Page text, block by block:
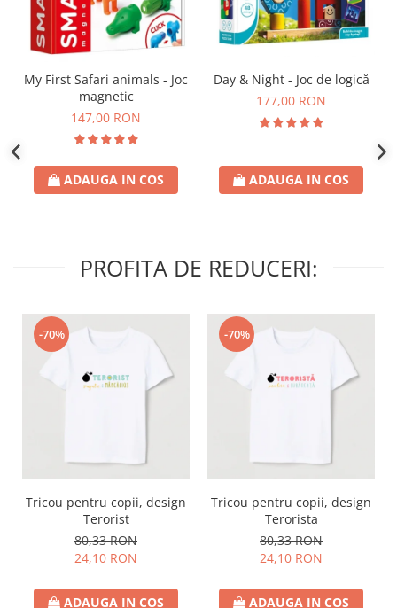
My First Safari animals - Joc
magnetic
147,00 RON
ADAUGA IN COS
Day & Night - Joc de logică
177,00 RON
ADAUGA IN COS
PROFITA DE REDUCERI:
-70%
Tricou pentru copii, design
Terorist
80,33 RON
24,10 RON
ADAUGA IN COS
-70%
Tricou pentru copii, design
Terorista
80,33 RON
24,10 RON
ADAUGA IN COS